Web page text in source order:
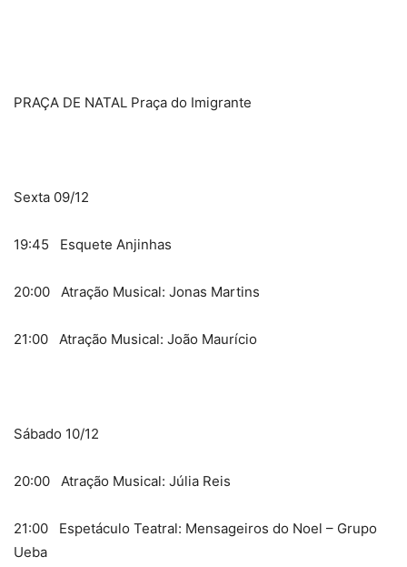
PRAÇA DE NATAL Praça do Imigrante
Sexta 09/12
19:45 Esquete Anjinhas
20:00 Atração Musical: Jonas Martins
21:00 Atração Musical: João Maurício
Sábado 10/12
20:00 Atração Musical: Júlia Reis
21:00 Espetáculo Teatral: Mensageiros do Noel – Grupo
Ueba